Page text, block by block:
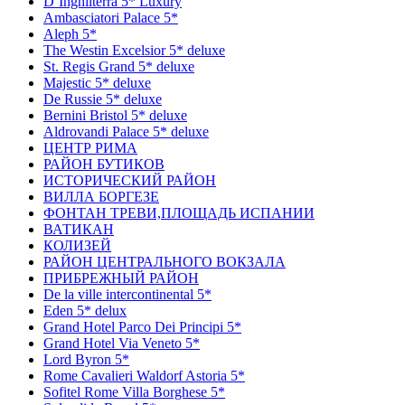
Ambasciatori Palace 5*
Aleph 5*
The Westin Excelsior 5* deluxe
St. Regis Grand 5* deluxe
Majestic 5* deluxe
De Russie 5* deluxe
Bernini Bristol 5* deluxe
Aldrovandi Palace 5* deluxe
ЦЕНТР РИМА
РАЙОН БУТИКОВ
ИСТОРИЧЕСКИЙ РАЙОН
ВИЛЛА БОРГЕЗЕ
ФОНТАН ТРЕВИ,ПЛОЩАДЬ ИСПАНИИ
ВАТИКАН
КОЛИЗЕЙ
РАЙОН ЦЕНТРАЛЬНОГО ВОКЗАЛА
ПРИБРЕЖНЫЙ РАЙОН
De la ville intercontinental 5*
Eden 5* delux
Grand Hotel Parco Dei Principi 5*
Grand Hotel Via Veneto 5*
Lord Byron 5*
Rome Cavalieri Waldorf Astoria 5*
Sofitel Rome Villa Borghese 5*